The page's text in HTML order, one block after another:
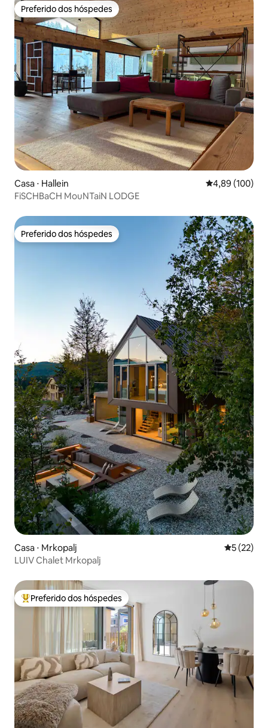
Preferido dos hóspedes
Preferido dos hóspedes
Casa ⋅ Hallein 4,89 de uma
4,89 (100)
FiSCHBaCH MouNTaiN LODGE
Preferido dos hóspedes
Preferido dos hóspedes
Casa ⋅ Mrkopalj 5 de uma
5 (22)
LUIV Chalet Mrkopalj
Entre os melhores preferidos dos hóspedes
Preferido dos hóspedes